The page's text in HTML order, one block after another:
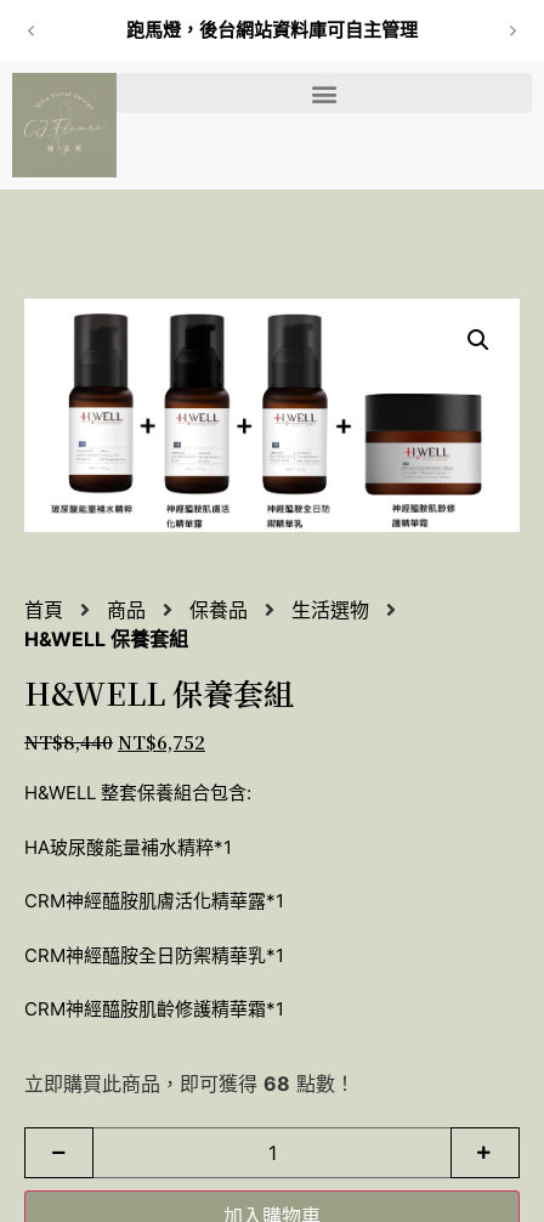
跑馬燈，後台網站資料庫可自主管理
首頁 商品 保養品
生活選物
H&WELL 保養套組
H&WELL 保養套組
NT$8,440NT$6,752
H&WELL 整套保養組合包含:
HA玻尿酸能量補水精粹*1
CRM神經醯胺肌膚活化精華露*1
CRM神經醯胺全日防禦精華乳*1
CRM神經醯胺肌齡修護精華霜*1
立即購買此商品，即可獲得 68 點數！
加入購物車